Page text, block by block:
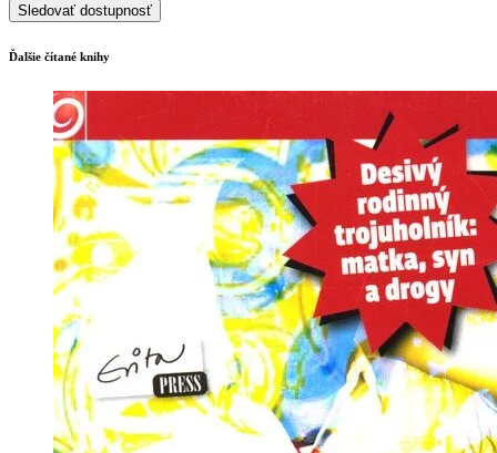
Sledovať dostupnosť
Ďalšie čítané knihy